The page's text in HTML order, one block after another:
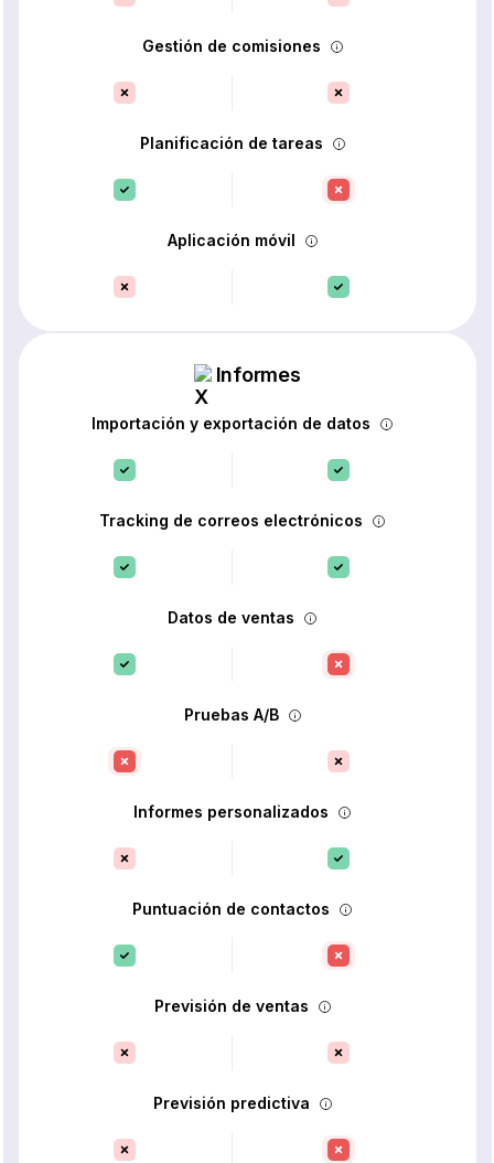
Gestión de comisiones
Planificación de tareas
Aplicación móvil
Informes
Importación y exportación de datos
Tracking de correos electrónicos
Datos de ventas
Pruebas A/B
Informes personalizados
Puntuación de contactos
Previsión de ventas
Previsión predictiva